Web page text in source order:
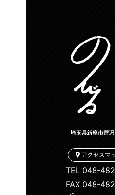
アクセスマ
TEL 048-
FAX 048-